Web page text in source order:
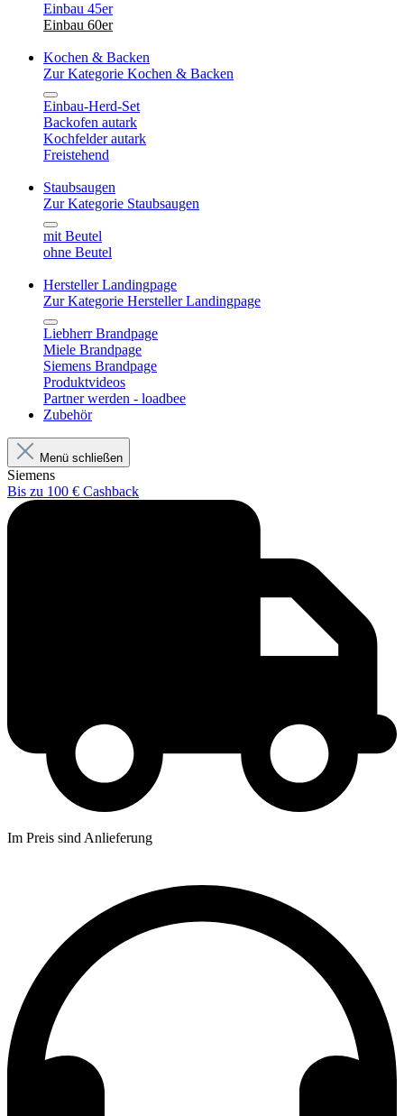
Einbau 45er
Einbau 60er
Kochen & Backen
Zur Kategorie Kochen & Backen
Einbau-Herd-Set
Backofen autark
Kochfelder autark
Freistehend
Staubsaugen
Zur Kategorie Staubsaugen
mit Beutel
ohne Beutel
Hersteller Landingpage
Zur Kategorie Hersteller Landingpage
Liebherr Brandpage
Miele Brandpage
Siemens Brandpage
Produktvideos
Partner werden - loadbee
Zubehör
Menü schließen
Siemens
Bis zu 100 € Cashback
Im Preis sind Anlieferung